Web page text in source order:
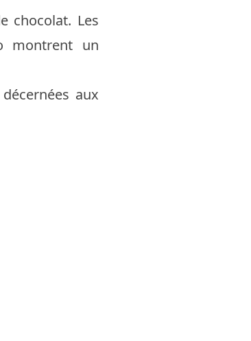
chocolat. Les
montrent un
aux